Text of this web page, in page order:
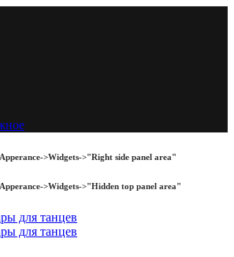
>Widgets->"Right side panel area"
>Widgets->"Hidden top panel area"